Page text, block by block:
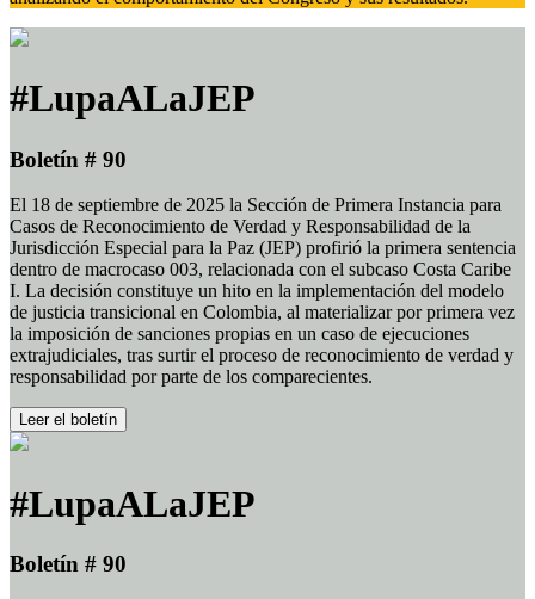
#LupaALaJEP
Boletín # 90
El 18 de septiembre de 2025 la Sección de Primera Instancia para
Casos de Reconocimiento de Verdad y Responsabilidad de la
Jurisdicción Especial para la Paz (JEP) profirió la primera sentencia
dentro de macrocaso 003, relacionada con el subcaso Costa Caribe
I. La decisión constituye un hito en la implementación del modelo
de justicia transicional en Colombia, al materializar por primera vez
la imposición de sanciones propias en un caso de ejecuciones
extrajudiciales, tras surtir el proceso de reconocimiento de verdad y
responsabilidad por parte de los comparecientes.
Leer el boletín
#LupaALaJEP
Boletín # 90